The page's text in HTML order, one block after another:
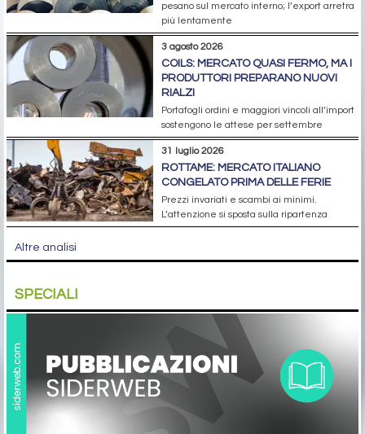
pesano sul mercato interno; l’export arretra
più lentamente
3 agosto 2026
COILS: MERCATO QUASI FERMO, MA I
PRODUTTORI PREPARANO NUOVI
RIALZI
Portafogli ordini e maggiori vincoli all’import
sostengono le attese per settembre
31 luglio 2026
ROTTAME: MERCATO ITALIANO
CONGELATO PRIMA DELLE FERIE
Prezzi invariati e scambi ai minimi.
L’attenzione si sposta sulla ripartenza
Altre analisi
SPECIALI